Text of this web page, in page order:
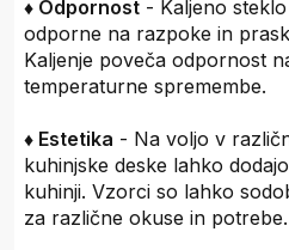
♦ Odpornost - Kaljeno
odporne na razpoke in
Kaljenje poveča odpornost
temperaturne spremembe.
♦ Estetika - Na voljo v
kuhinjske deske lahko
kuhinji. Vzorci so lahko
za različne okuse in potrebe.